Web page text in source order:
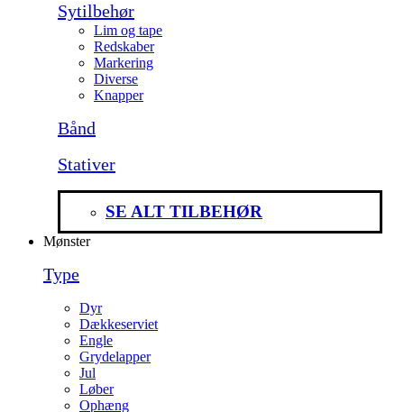
Sytilbehør
Lim og tape
Redskaber
Markering
Diverse
Knapper
Bånd
Stativer
SE ALT TILBEHØR
Mønster
Type
Dyr
Dækkeserviet
Engle
Grydelapper
Jul
Løber
Ophæng